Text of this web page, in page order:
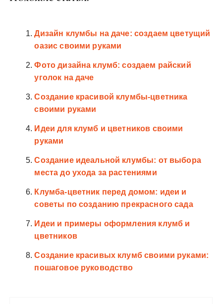
Дизайн клумбы на даче: создаем цветущий
оазис своими руками
Фото дизайна клумб: создаем райский
уголок на даче
Создание красивой клумбы-цветника
своими руками
Идеи для клумб и цветников своими
руками
Создание идеальной клумбы: от выбора
места до ухода за растениями
Клумба-цветник перед домом: идеи и
советы по созданию прекрасного сада
Идеи и примеры оформления клумб и
цветников
Создание красивых клумб своими руками:
пошаговое руководство